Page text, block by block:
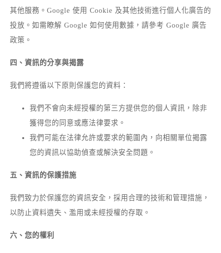
其他服務。Google 使用 Cookie 及其他技術進行個人化廣告的
投放。如需瞭解 Google 如何使用數據，請參考 Google 廣告
政策 。
四、資訊的分享與揭露
我們將遵循以下原則保護您的資料：
我們不會向未經授權的第三方提供您的個人資訊，除非
獲得您的同意或應法律要求。
我們可能在法律允許或要求的範圍內，向相關單位揭露
您的資訊以協助偵查或解決安全問題。
五、資訊的保護措施
我們致力於保護您的資訊安全，採用合理的技術和管理措施，
以防止資料遺失、濫用或未經授權的存取。
六、您的權利